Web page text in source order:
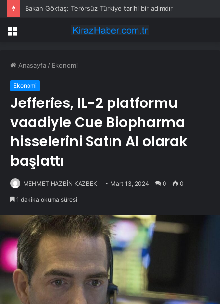
Bakan Göktaş: Terörsüz Türkiye tarihi bir adımdır
Menü
Anasayfa / Ekonomi
Ekonomi
Jefferies, IL-2 platformu
vaadiyle Cue Biopharma
hisselerini Satın Al olarak
başlattı
MEHMET HAZBİN KAZBEK Mart 13, 2024 0 0
1 dakika okuma süresi